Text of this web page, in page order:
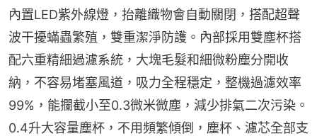
內置LED紫外線燈，抬離織物會自動關閉，搭配超聲
波干擾蟎蟲繁殖，雙重潔淨防護。內部採用雙塵杯搭
配六重精細過濾系統，大塊毛髮和細微粉塵分開收
納，不容易堵塞風道，吸力全程穩定，整機過濾效率
99%，能攔截小至0.3微米微塵，減少排氣二次污染。
0.4升大容量塵杯，不用頻繁傾倒，塵杯、濾芯全部支